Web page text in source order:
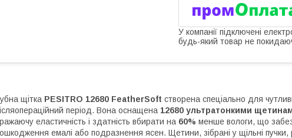
У компанії підключені
будь-який товар не
щітка PESITRO 12680 FeatherSoft створена спеціально для
період. Вона оснащена 12680 ультратонкими
еластичність і здатність вбирати на 60% менше вологи, що
емалі або подразнення ясен. Щетини, зібрані у щільні